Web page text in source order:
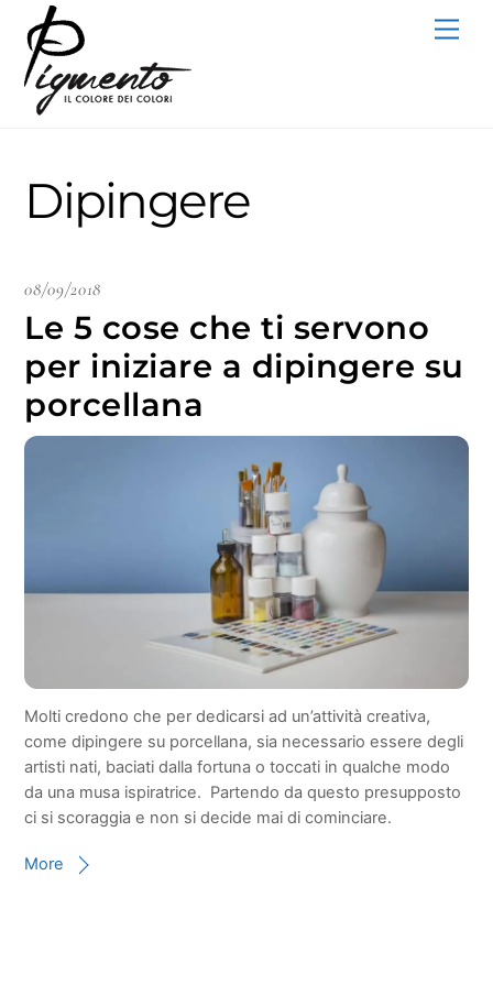
content
Dipingere
08/09/2018
Le 5 cose che ti servono
per iniziare a dipingere su
porcellana
Molti credono che per dedicarsi ad un’attività creativa,
come dipingere su porcellana, sia necessario essere degli
artisti nati, baciati dalla fortuna o toccati in qualche modo
da una musa ispiratrice. Partendo da questo presupposto
ci si scoraggia e non si decide mai di cominciare.
More